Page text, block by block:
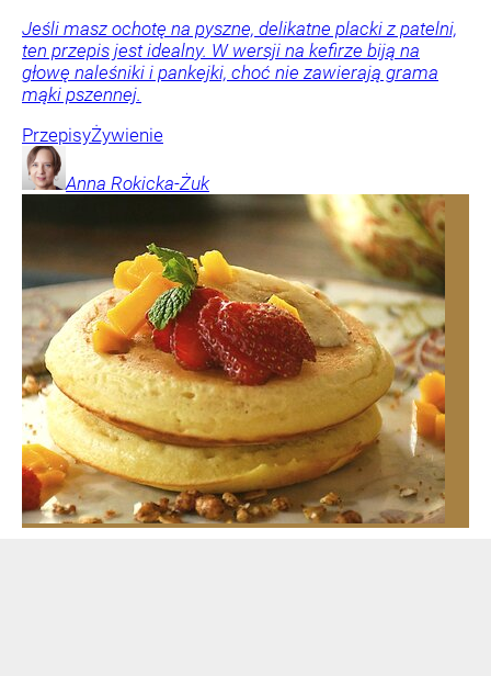
Jeśli masz ochotę na pyszne, delikatne placki z patelni,
ten przepis jest idealny. W wersji na kefirze biją na
głowę naleśniki i pankejki, choć nie zawierają grama
mąki pszennej.
PrzepisyŻywienie
Anna Rokicka-Żuk